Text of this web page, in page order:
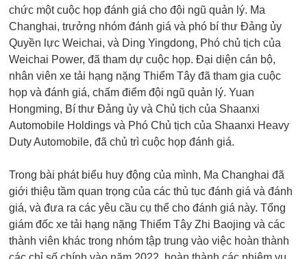
chức một cuộc họp đánh giá cho đội ngũ quản lý. Ma
Changhai, trưởng nhóm đánh giá và phó bí thư Đảng ủy
Quyền lực Weichai, và Ding Yingdong, Phó chủ tịch của
Weichai Power, đã tham dự cuộc họp. Đại diện cán bộ,
nhân viên xe tải hạng nặng Thiểm Tây đã tham gia cuộc
họp và đánh giá, chấm điểm đội ngũ quản lý. Yuan
Hongming, Bí thư Đảng ủy và Chủ tịch của Shaanxi
Automobile Holdings và Phó Chủ tịch của Shaanxi Heavy
Duty Automobile, đã chủ trì cuộc họp đánh giá.
Trong bài phát biểu huy động của mình, Ma Changhai đã
giới thiệu tầm quan trọng của các thủ tục đánh giá và đánh
giá, và đưa ra các yêu cầu cụ thể cho đánh giá này. Tổng
giám đốc xe tải hạng nặng Thiểm Tây Zhi Baojing và các
thành viên khác trong nhóm tập trung vào việc hoàn thành